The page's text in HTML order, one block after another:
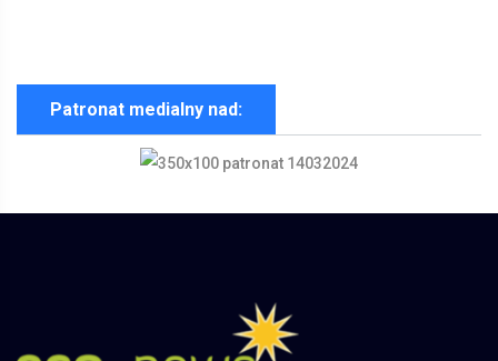
Patronat medialny nad: